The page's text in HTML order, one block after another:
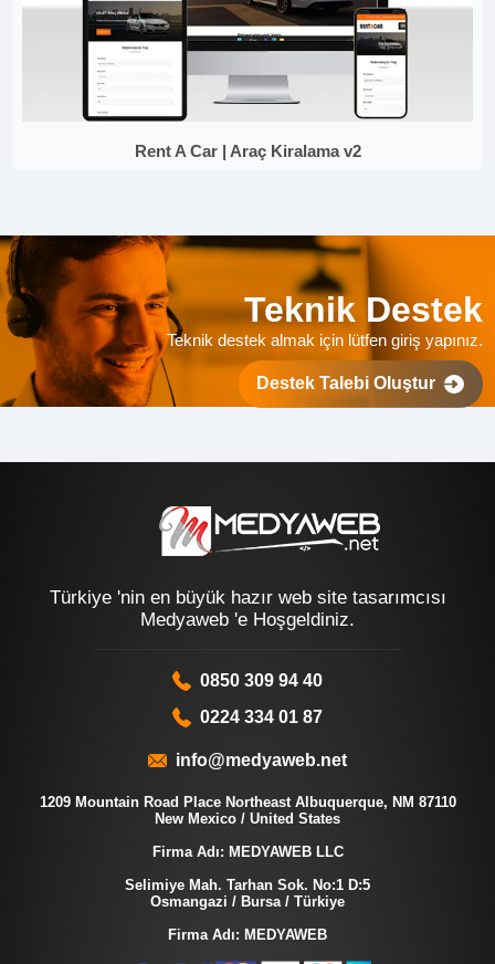
Rent A Car | Araç Kiralama v2
Teknik Destek
Teknik destek almak için lütfen giriş yapınız.
Destek Talebi Oluştur
Türkiye 'nin en büyük hazır web site tasarımcısı
Medyaweb 'e Hoşgeldiniz.
0850 309 94 40
0224 334 01 87
info@medyaweb.net
1209 Mountain Road Place Northeast Albuquerque, NM 87110
New Mexico / United States
Firma Adı: MEDYAWEB LLC
Selimiye Mah. Tarhan Sok. No:1 D:5
Osmangazi / Bursa / Türkiye
Firma Adı: MEDYAWEB